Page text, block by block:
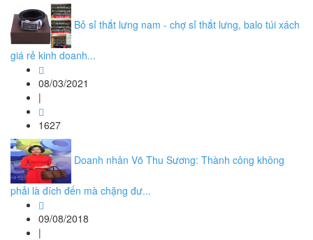
Bỏ sỉ thắt lưng nam - chợ sỉ thắt lưng, balo túi xách
giá rẻ kinh doanh...
08/03/2021
|
1627
Doanh nhân Võ Thu Sương: Thành công không
phải là đích đến mà chặng đư...
09/08/2018
|